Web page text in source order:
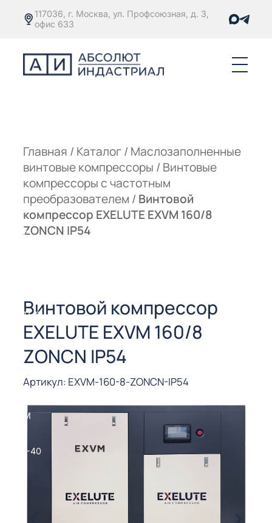
117036, г. Москва, ул. Профсоюзная, д. 3,
офис 633
Главная / Каталог/ Маслозаполненные
винтовые компрессоры / Винтовые
компрессоры с частотным
преобразователем / Винтовой
компрессор EXELUTE EXVM 160/8
ZONCN IP54
Винтовой компрессор
EXELUTE EXVM 160/8
ZONCN IP54
Артикул: EXVM-160-8-ZONCN-IP54
С
(3-40